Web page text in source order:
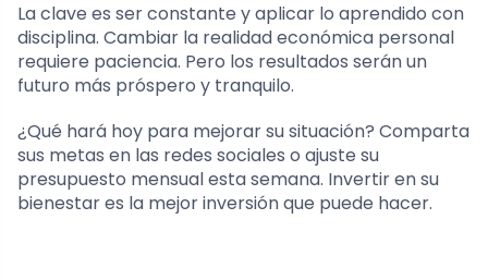
La clave es ser constante y aplicar lo aprendido con
disciplina. Cambiar la realidad económica personal
requiere paciencia. Pero los resultados serán un
futuro más próspero y tranquilo.
¿Qué hará hoy para mejorar su situación? Comparta
sus metas en las redes sociales o ajuste su
presupuesto mensual esta semana. Invertir en su
bienestar es la mejor inversión que puede hacer.